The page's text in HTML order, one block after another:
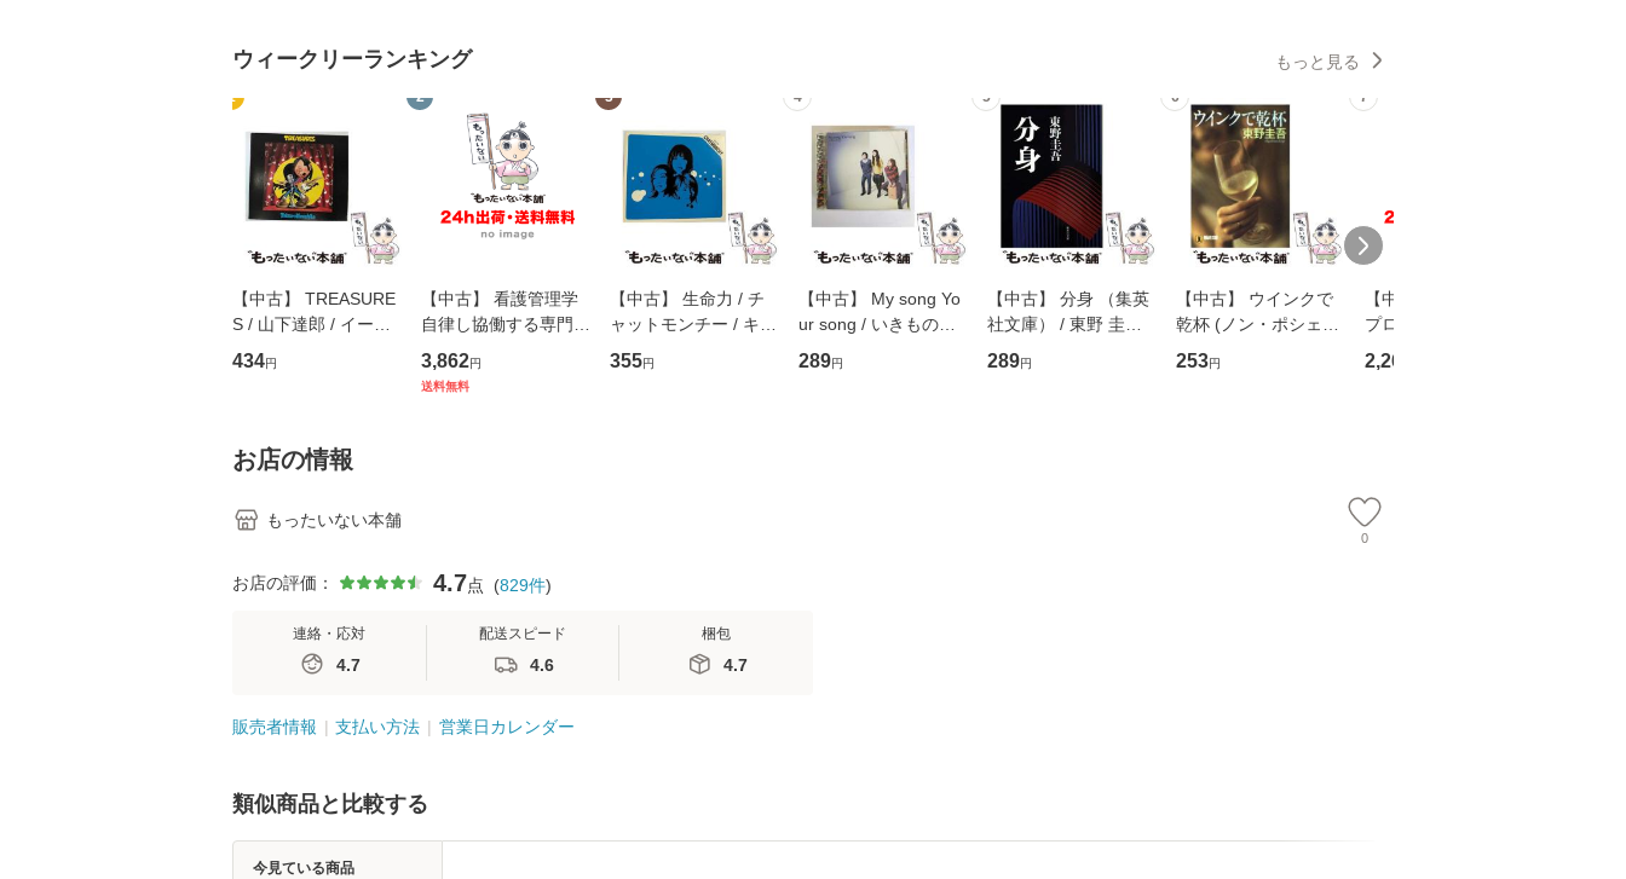
ウィークリーランキング もっと見る
1
【中古】 TREASURE
S / 山下達郎 / イース
トウエスト・ジャパン
[CD]【メール便送料無
434円
2
【中古】 看護管理学
自律し協働する専門職
の看護マネジメントス
キル 改訂第3版 (看護
3,862円
送料無料
3
【中古】 生命力 / チ
ャットモンチー / キュ
ーンレコード [CD]
【メール便送料無料】
355円
4
【中古】 My song Yo
ur song / いきものが
かり / [CD]【メール便
送料無料】
289円
5
【中古】 分身 （集英
社文庫） / 東野 圭吾 /
集英社 [文庫]【メール
便送料無料】
289円
6
【中古】 ウインクで
乾杯 (ノン・ポシェッ
ト) / 東野圭吾 / 祥伝
社 [文庫]【メール便送
253円
7
【中古】 野ブタ。を
プロデュース [DVD-B
OX] / バップ [DVD]
【メール便送料無料】
2,266
お店の情報
もったいない本舗
0
お店の評価： 4.7点 (829件)
連絡・応対
4.7
配送スピード
4.6
梱包
4.7
販売者情報 支払い方法 営業日カレンダー
類似商品と比較する
今見ている商品